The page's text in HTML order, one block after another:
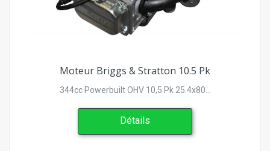
Moteur Briggs & Stratton 10.5 Pk
344cc Powerbuilt OHV 10,5 Pk 25.4x80...
Détails